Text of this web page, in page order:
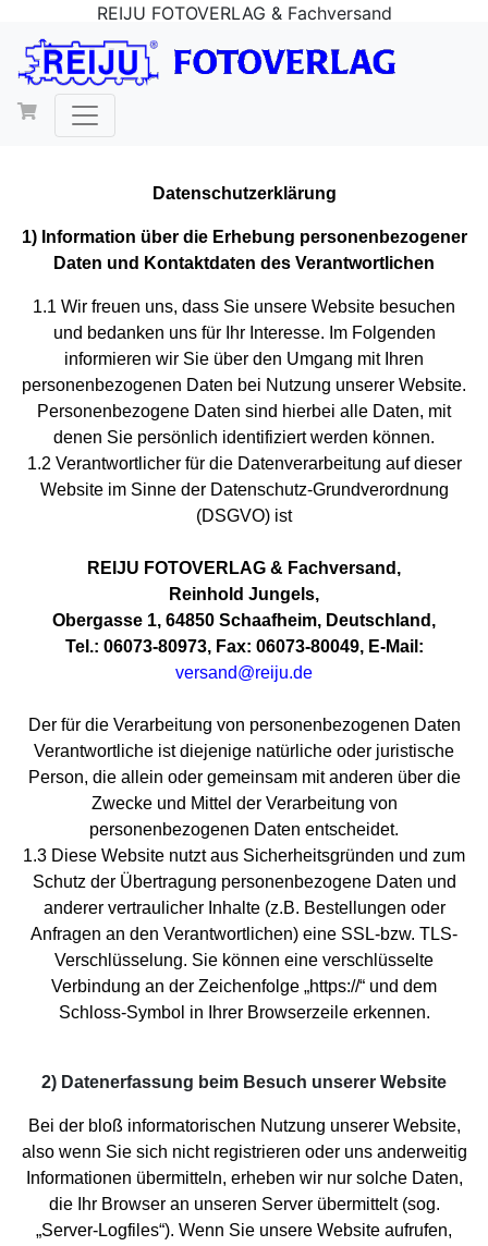
REIJU FOTOVERLAG & Fachversand
Datenschutzerklärung
1) Information über die Erhebung personenbezogener
Daten und Kontaktdaten des Verantwortlichen
1.1 Wir freuen uns, dass Sie unsere Website besuchen
und bedanken uns für Ihr Interesse. Im Folgenden
informieren wir Sie über den Umgang mit Ihren
personenbezogenen Daten bei Nutzung unserer Website.
Personenbezogene Daten sind hierbei alle Daten, mit
denen Sie persönlich identifiziert werden können.
1.2 Verantwortlicher für die Datenverarbeitung auf dieser
Website im Sinne der Datenschutz-Grundverordnung
(DSGVO) ist
REIJU FOTOVERLAG & Fachversand,
Reinhold Jungels,
Obergasse 1, 64850 Schaafheim, Deutschland,
Tel.: 06073-80973, Fax: 06073-80049, E-Mail:
versand@reiju.de
Der für die Verarbeitung von personenbezogenen Daten
Verantwortliche ist diejenige natürliche oder juristische
Person, die allein oder gemeinsam mit anderen über die
Zwecke und Mittel der Verarbeitung von
personenbezogenen Daten entscheidet.
1.3 Diese Website nutzt aus Sicherheitsgründen und zum
Schutz der Übertragung personenbezogene Daten und
anderer vertraulicher Inhalte (z.B. Bestellungen oder
Anfragen an den Verantwortlichen) eine SSL-bzw. TLS-
Verschlüsselung. Sie können eine verschlüsselte
Verbindung an der Zeichenfolge „https://“ und dem
Schloss-Symbol in Ihrer Browserzeile erkennen.
2) Datenerfassung beim Besuch unserer Website
Bei der bloß informatorischen Nutzung unserer Website,
also wenn Sie sich nicht registrieren oder uns anderweitig
Informationen übermitteln, erheben wir nur solche Daten,
die Ihr Browser an unseren Server übermittelt (sog.
„Server-Logfiles“). Wenn Sie unsere Website aufrufen,